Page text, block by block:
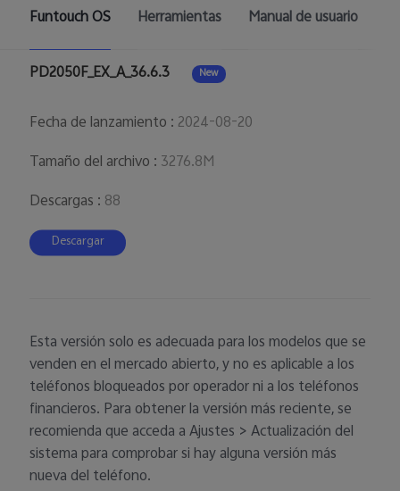
Funtouch OS Herramientas Manual de usuario
PD2050F_EX_A_36.6.3 New
Fecha de lanzamiento : 2024-08-20
Tamaño del archivo : 3276.8M
Descargas : 88
Descargar
Esta versión solo es adecuada para los modelos que se
venden en el mercado abierto, y no es aplicable a los
teléfonos bloqueados por operador ni a los teléfonos
financieros. Para obtener la versión más reciente, se
recomienda que acceda a Ajustes > Actualización del
sistema para comprobar si hay alguna versión más
nueva del teléfono.